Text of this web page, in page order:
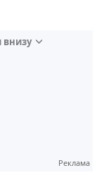
внизу
Реклама